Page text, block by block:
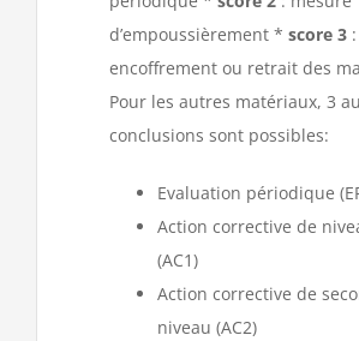
d’empoussièrement * score 3 :
encoffrement ou retrait des
Pour les autres matériaux, 3
conclusions sont possibles:
Evaluation périodique
Action corrective de
(AC1)
Action corrective de
niveau (AC2)